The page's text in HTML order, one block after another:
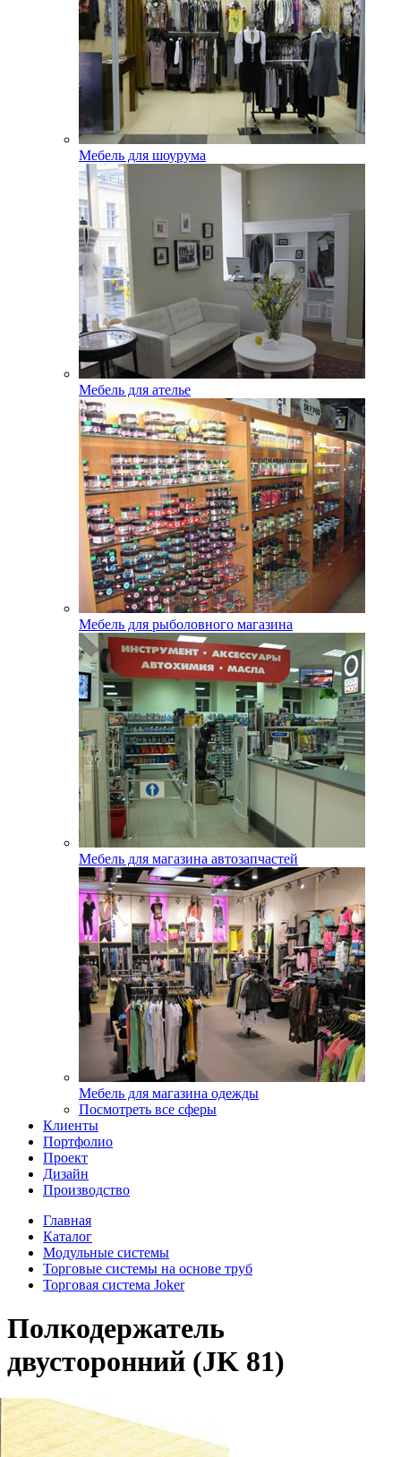
Мебель для шоурума
Мебель для ателье
Мебель для рыболовного магазина
Мебель для магазина автозапчастей
Мебель для магазина одежды
Посмотреть все сферы
Клиенты
Портфолио
Проект
Дизайн
Производство
Главная
Каталог
Модульные системы
Торговые системы на основе труб
Торговая система Joker
Полкодержатель
двусторонний (JK 81)